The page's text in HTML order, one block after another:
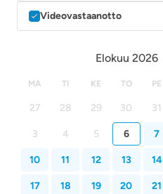
Videovastaanotto
Elokuu 2026
MA TI KE TO PE
27 28 29 30 31
3 4 5 6 7
10 11 12 13 14
17 18 19 20 21